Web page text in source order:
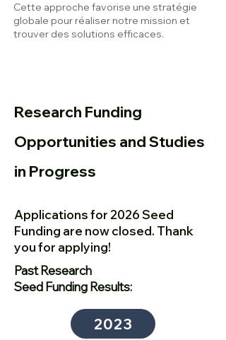
Cette approche favorise une stratégie
globale pour réaliser notre mission et
trouver des solutions efficaces.
Research Funding
Opportunities and Studies
in Progress
Applications for 2026 Seed
Funding are now closed. Thank
you for applying!
Past Research
Seed Funding Results:
2023